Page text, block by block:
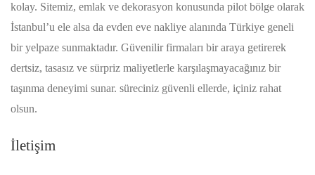
kolay. Sitemiz, emlak ve dekorasyon konusunda pilot bölge olarak
İstanbul’u ele alsa da evden eve nakliye alanında Türkiye geneli
bir yelpaze sunmaktadır. Güvenilir firmaları bir araya getirerek
dertsiz, tasasız ve sürpriz maliyetlerle karşılaşmayacağınız bir
taşınma deneyimi sunar. süreciniz güvenli ellerde, içiniz rahat
olsun.
İletişim